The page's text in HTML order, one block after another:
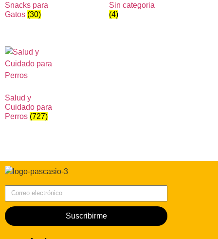
Snacks para
Gatos (30)
Sin categoria
(4)
Salud y
Cuidado para
Perros (727)
Suscribirme